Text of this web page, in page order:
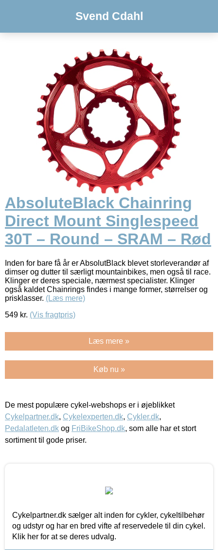
Svend Cdahl
AbsoluteBlack Chainring
Direct Mount Singlespeed
30T – Round – SRAM – Rød
Inden for bare få år er AbsolutBlack blevet storleverandør af
dimser og dutter til særligt mountainbikes, men også til race.
Klinger er deres speciale, nærmest specialister. Klinger
også kaldet Chainrings findes i mange former, størrelser og
prisklasser. (Læs mere)
549 kr. (Vis fragtpris)
Læs mere »
Køb nu »
De mest populære cykel-webshops er i øjeblikket
Cykelpartner.dk, Cykelexperten.dk, Cykler.dk,
Pedalatleten.dk og FriBikeShop.dk, som alle har et stort
sortiment til gode priser.
Cykelpartner.dk sælger alt inden for cykler, cykeltilbehør
og udstyr og har en bred vifte af reservedele til din cykel.
Klik her for at se deres udvalg.